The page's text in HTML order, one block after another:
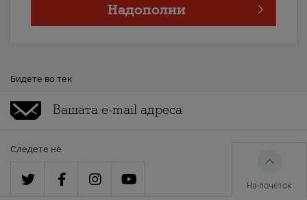
Надополни
Бидете во тек
Следете нè
На почеток